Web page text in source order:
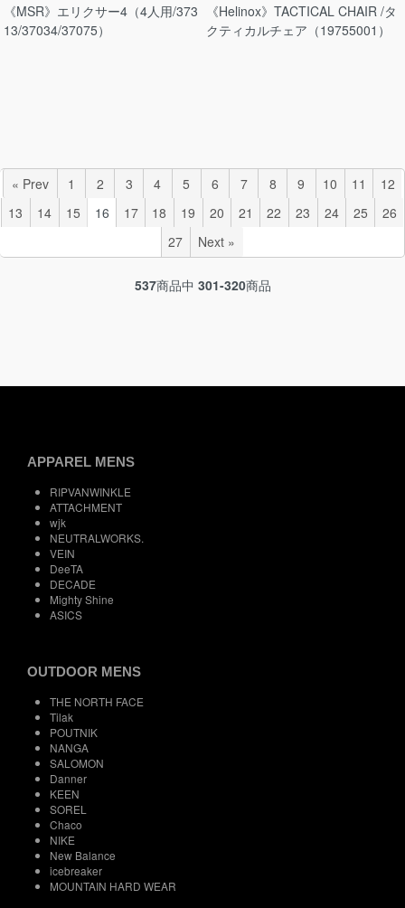
《MSR》エリクサー4（4人用/373
13/37034/37075）
《Helinox》TACTICAL CHAIR /タ
クティカルチェア（19755001）
« Prev 1 2 3 4 5 6 7 8 9 10 11
12
13
14 15 16 17 18 19 20 21 22 23 24 25
26
27
Next »
537商品中 301-320商品
APPAREL MENS
RIPVANWINKLE
ATTACHMENT
wjk
NEUTRALWORKS.
VEIN
DeeTA
DECADE
Mighty Shine
ASICS
OUTDOOR MENS
THE NORTH FACE
Tilak
POUTNIK
NANGA
SALOMON
Danner
KEEN
SOREL
Chaco
NIKE
New Balance
icebreaker
MOUNTAIN HARD WEAR